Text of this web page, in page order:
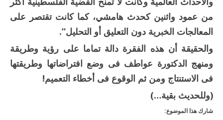
من عمود واثنين كحدث هامشي، كما كانت تقتصر على
المعالجات الخبرية دون التعليق أو التحليل”.
والحقيقة أن هذه الفقرة دالة تماما على رؤية وطريقة
ومنهج الدكتورة عواطف فى وضع افتراضاتها وطريقتها
فى الاستنتاج ومن ثم الوقوع فى أخطاء التعميم!
(وللحديث بقية…)
شارك هذا الموضوع: